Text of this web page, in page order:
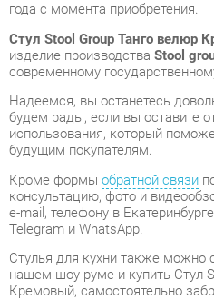
Надеемся, вы останетесь
использования, который
будущим покупателям.
консультацию, фото и
e-mail, телефону в Екатеринбурге
Telegram и WhatsApp.
Стулья для кухни также можно
нашем шоу-руме и купить Стул
Кремовый, самостоятельно
центрального склада в г.
адресов и магазинов смотрите на
Материал